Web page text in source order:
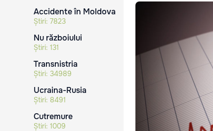
Accidente în Moldova
Știri: 7823
Nu războiului
Știri: 131
Transnistria
Știri: 34989
Ucraina-Rusia
Știri: 8491
Cutremure
Știri: 1009